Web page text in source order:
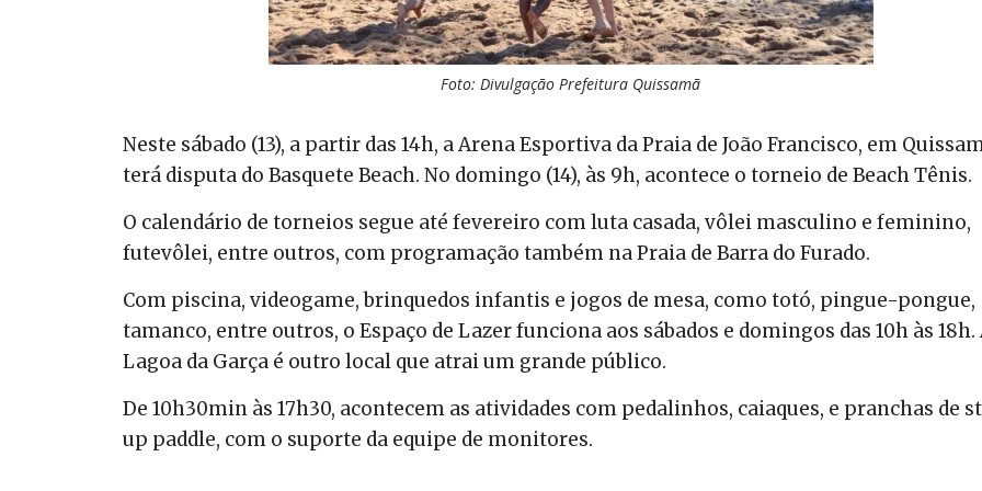
Foto: Divulgação Prefeitura Quissamã
Neste sábado (13), a partir das 14h, a Arena Esportiva da Praia de João Francisco, em
terá disputa do Basquete Beach. No domingo (14), às 9h, acontece o torneio de Beach Tênis.
O calendário de torneios segue até fevereiro com luta casada, vôlei masculino e feminino,
futevôlei, entre outros, com programação também na Praia de Barra do Furado.
Com piscina, videogame, brinquedos infantis e jogos de mesa, como totó, pingue-pongue,
tamanco, entre outros, o Espaço de Lazer funciona aos sábados e domingos das 10h às 18h.
Lagoa da Garça é outro local que atrai um grande público.
De 10h30min às 17h30, acontecem as atividades com pedalinhos, caiaques, e pranchas de
up paddle, com o suporte da equipe de monitores.